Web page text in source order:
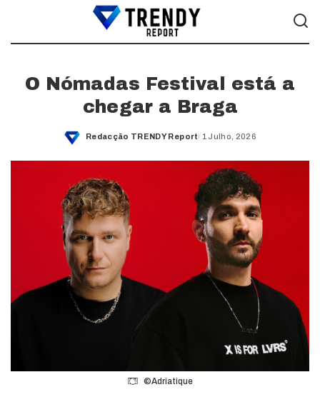
O Nómadas Festival está a
chegar a Braga
Posted
Redacção TRENDY Report 1 Julho, 2026
©Adriatique